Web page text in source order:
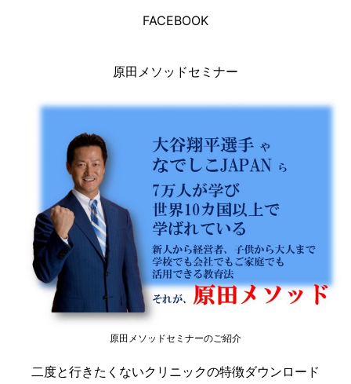
FACEBOOK
原田メソッドセミナー
原田メソッドセミナーのご紹介
二度と行きたくないクリニックの特徴ダウンロード